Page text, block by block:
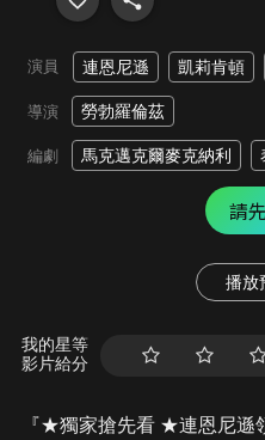
演員 連恩尼遜 凱莉肯頓
導演 勞勃羅倫茲
編劇 馬克邁克爾麥克納利
請
播放
我的星等
影片給分
『★獨家搶先看 ★連恩尼遜